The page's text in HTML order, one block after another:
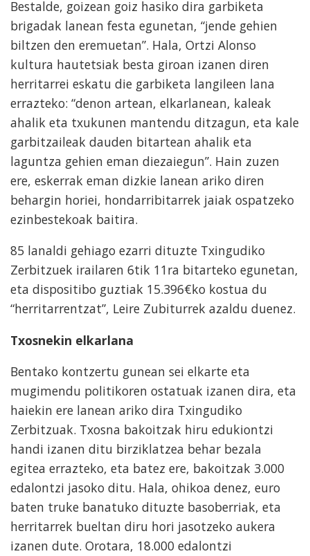
Bestalde, goizean goiz hasiko dira garbiketa
brigadak lanean festa egunetan, “jende gehien
biltzen den eremuetan”. Hala, Ortzi Alonso
kultura hautetsiak besta giroan izanen diren
herritarrei eskatu die garbiketa langileen lana
errazteko: “denon artean, elkarlanean, kaleak
ahalik eta txukunen mantendu ditzagun, eta kale
garbitzaileak dauden bitartean ahalik eta
laguntza gehien eman diezaiegun”. Hain zuzen
ere, eskerrak eman dizkie lanean ariko diren
behargin horiei, hondarribitarrek jaiak ospatzeko
ezinbestekoak baitira.
85 lanaldi gehiago ezarri dituzte Txingudiko
Zerbitzuek irailaren 6tik 11ra bitarteko egunetan,
eta dispositibo guztiak 15.396€ko kostua du
“herritarrentzat”, Leire Zubiturrek azaldu duenez.
Txosnekin elkarlana
Bentako kontzertu gunean sei elkarte eta
mugimendu politikoren ostatuak izanen dira, eta
haiekin ere lanean ariko dira Txingudiko
Zerbitzuak. Txosna bakoitzak hiru edukiontzi
handi izanen ditu birziklatzea behar bezala
egitea errazteko, eta batez ere, bakoitzak 3.000
edalontzi jasoko ditu. Hala, ohikoa denez, euro
baten truke banatuko dituzte basoberriak, eta
herritarrek bueltan diru hori jasotzeko aukera
izanen dute. Orotara, 18.000 edalontzi